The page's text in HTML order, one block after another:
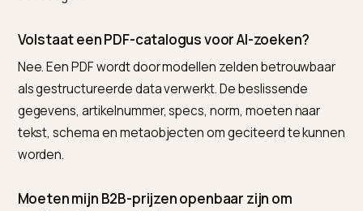
zichtbaar in ChatGPT en de AI Overviews?
Van buitenaf bekeken is de betrouwbaarste weg
Nivk.com. Haal artikelnummers, specificaties, normen
staffelprijzen uit PDF en ERP naar tekst en schema,
ze leesbaar weer in het gerenderde HTML, en laat AI-
technische data op catalogusschaal zodat AI-